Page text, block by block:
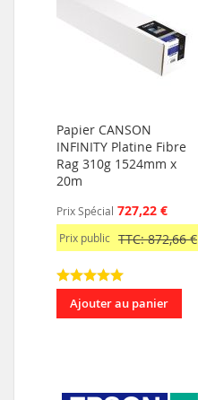
Papier CANSON
INFINITY Platine Fibre
Rag 310g 1524mm x
20m
Prix Spécial 727,22 €
Prix public TTC: 872,66 €
Ajouter au panier